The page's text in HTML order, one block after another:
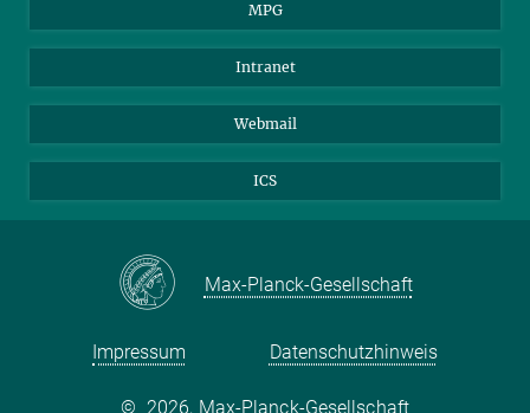
MPG
Intranet
Webmail
ICS
Max-Planck-Gesellschaft
Impressum Datenschutzhinweis
© 2026, Max-Planck-Gesellschaft